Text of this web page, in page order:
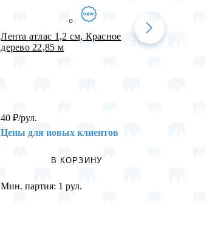
Лента атлас 1,2 см, Красное
дерево 22,85 м
40₽/рул.
Цены для новых клиентов
В КОРЗИНУ
Мин. партия: 1 рул.